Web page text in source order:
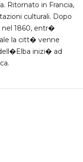
Ritornato in Francia,
culturali. Dopo
nel 1860, entr�
la citt� venne
inizi� ad